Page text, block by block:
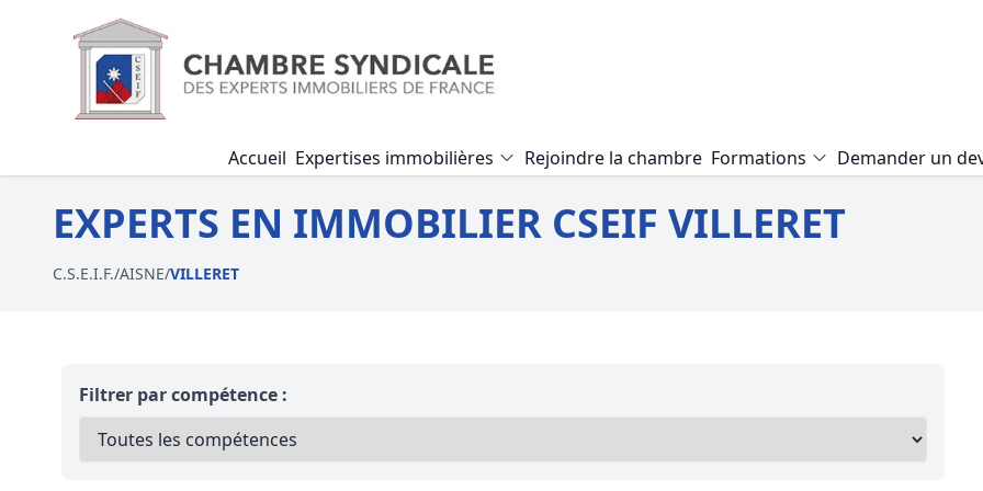
Accueil Expertises immobilières Rejoindre la chambre Formations
Formation Audit Accessibilité
Formation Expertise terrain
Formation Expertise d’un viager
Demander un
EXPERTS EN IMMOBILIER CSEIF VILLERET
C.S.E.I.F./AISNE/VILLERET
Filtrer par compétence :